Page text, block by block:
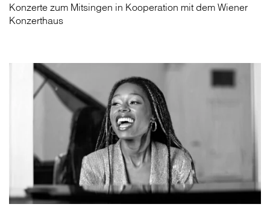
Konzerte zum Mitsingen in Kooperation mit dem Wiener
Konzerthaus